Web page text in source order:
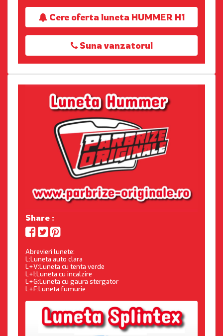
Cere oferta luneta HUMMER H1
Suna vanzatorul
Share :
Abrevieri lunete:
L:Luneta auto clara
L+V:Luneta cu tenta verde
L+I:Luneta cu incalzire
L+G:Luneta cu gaura stergator
L+F:Luneta fumurie